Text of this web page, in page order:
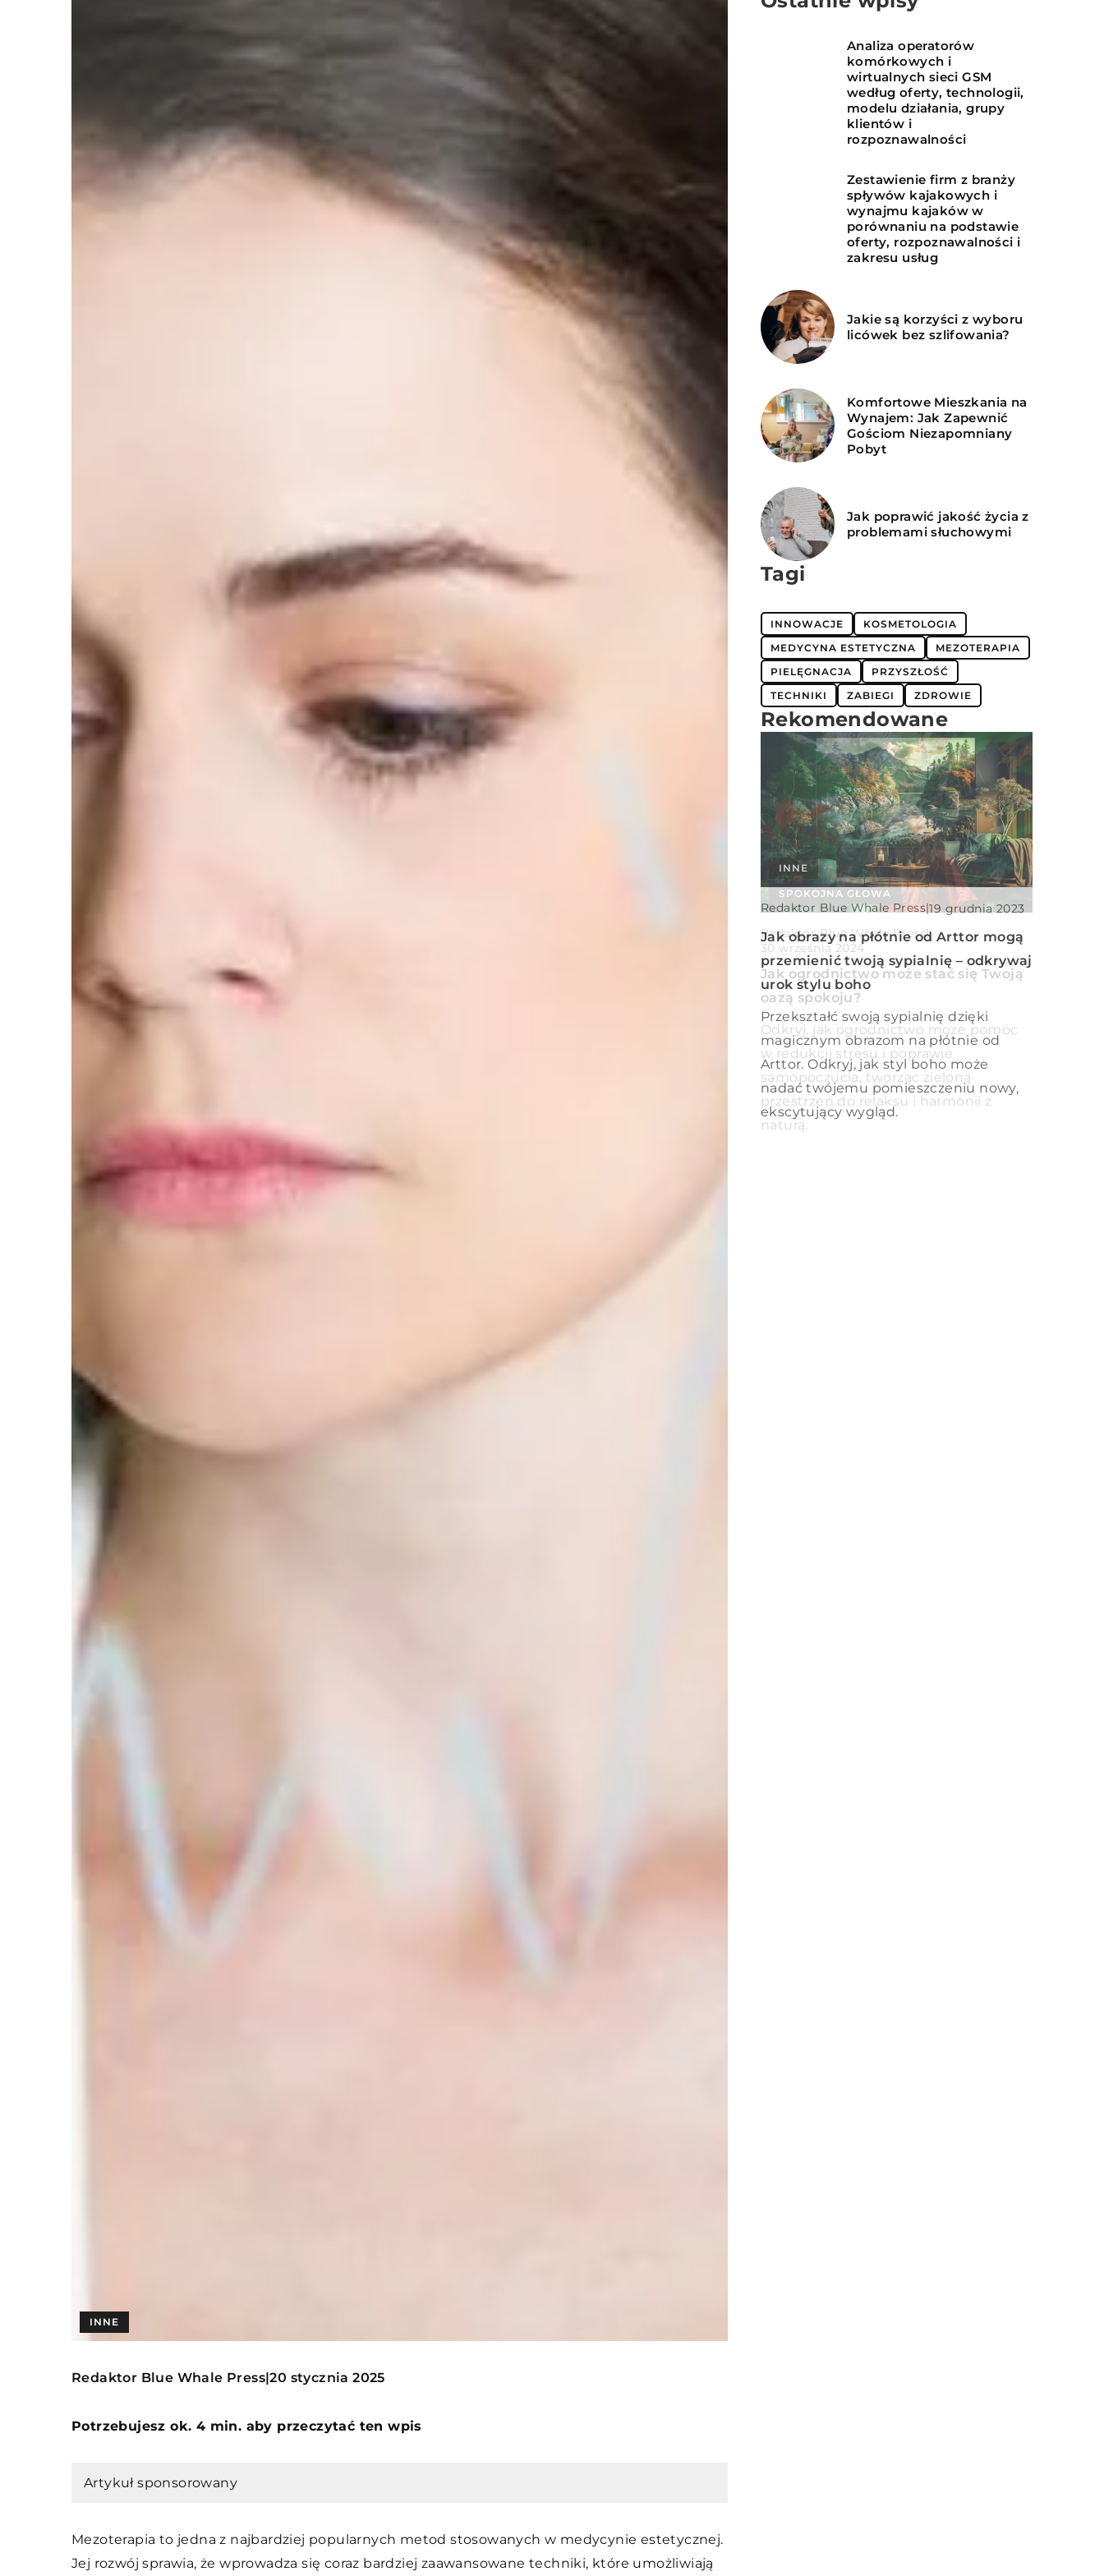
INNE
Redaktor Blue Whale Press|20 stycznia 2025
Potrzebujesz ok. 4 min. aby przeczytać ten wpis
Artykuł sponsorowany
Mezoterapia to jedna z najbardziej popularnych metod stosowanych w medycynie estetycznej.
Jej rozwój sprawia, że wprowadza się coraz bardziej zaawansowane techniki, które umożliwiają
Analiza operatorów
komórkowych i
wirtualnych sieci GSM
według oferty, technologii,
modelu działania, grupy
klientów i
rozpoznawalności
Zestawienie firm z branży
spływów kajakowych i
wynajmu kajaków w
porównaniu na podstawie
oferty, rozpoznawalności i
zakresu usług
Jakie są korzyści z wyboru
licówek bez szlifowania?
Komfortowe Mieszkania na
Wynajem: Jak Zapewnić
Gościom Niezapomniany
Pobyt
Jak poprawić jakość życia z
problemami słuchowymi
Tagi
INNOWACJE
KOSMETOLOGIA
MEDYCYNA ESTETYCZNA
MEZOTERAPIA
PIELĘGNACJA
PRZYSZŁOŚĆ
TECHNIKI
ZABIEGI ZDROWIE
Rekomendowane
INNE
Redaktor Blue Whale Press|4 sierpnia 2024
Bezpieczeństwo w nowoczesnym
alarmowe i monitoring chronią nasze
mienie
Dowiedz się, jak innowacyjne systemy
alarmowe i technologia monitoringu
zapewniają bezpieczeństwo naszego
mienia, przeciwdziałając potencjalnym
zagrożeniom.
INNE
Redaktor Blue Whale Press|19 grudnia 2023
Jak obrazy na płótnie od Arttor mogą
przemienić twoją sypialnię – odkrywaj
urok stylu boho
Przekształć swoją sypialnię dzięki
magicznym obrazom na płótnie od
Arttor. Odkryj, jak styl boho może
nadać twójemu pomieszczeniu nowy,
ekscytujący wygląd.
SPOKOJNA GŁOWA
Redaktor Blue Whale Press|
30 września 2024
Jak ogrodnictwo może stać się Twoją
oazą spokoju?
Odkryj, jak ogrodnictwo może pomóc
w redukcji stresu i poprawie
samopoczucia, tworząc zieloną
przestrzeń do relaksu i harmonii z
naturą.